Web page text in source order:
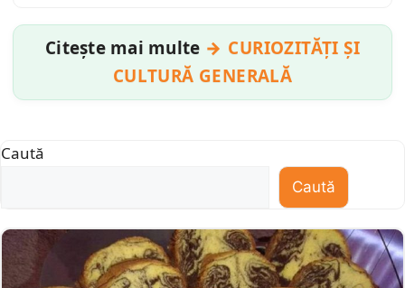
Citește mai multe
CURIOZITĂȚI ȘI
CULTURĂ GENERALĂ
Caută
Caută